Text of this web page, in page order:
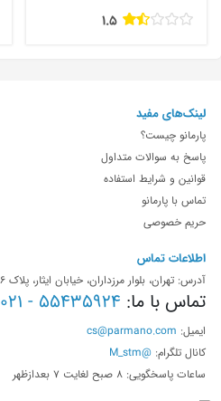
1.5
لینک‌های مفید
پارمانو چیست؟
پاسخ به سوالات متداول
قوانین و شرایط استفاده
تماس با پارمانو
حریم خصوصی
اطلاعات تماس
آدرس: تهران، بلوار مرزداران، خیابان ایثار، پلاک 6، واحد 1
تماس با ما: 55435924 - 021
ایمیل: cs@parmano.com
کانال تلگرام: @M_stm
ساعات پاسخگویی: 8 صبح لغایت 7 بعدازظهر